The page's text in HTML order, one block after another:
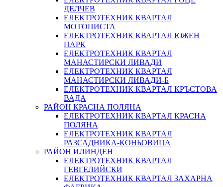
ДЕЛЧЕВ
ЕЛЕКТРОТЕХНИК КВАРТАЛ
МОТОПИСТА
ЕЛЕКТРОТЕХНИК КВАРТАЛ ЮЖЕН
ПАРК
ЕЛЕКТРОТЕХНИК КВАРТАЛ
МАНАСТИРСКИ ЛИВАДИ
ЕЛЕКТРОТЕХНИК КВАРТАЛ
МАНАСТИРСКИ ЛИВАДИ-Б
ЕЛЕКТРОТЕХНИК КВАРТАЛ КРЪСТОВА
ВАДА
РАЙОН КРАСНА ПОЛЯНА
ЕЛЕКТРОТЕХНИК КВАРТАЛ КРАСНА
ПОЛЯНА
ЕЛЕКТРОТЕХНИК КВАРТАЛ
РАЗСАДНИКА-КОНЬОВИЦА
РАЙОН ИЛИНДЕН
ЕЛЕКТРОТЕХНИК КВАРТАЛ
ГЕВГЕЛИЙСКИ
ЕЛЕКТРОТЕХНИК КВАРТАЛ ЗАХАРНА